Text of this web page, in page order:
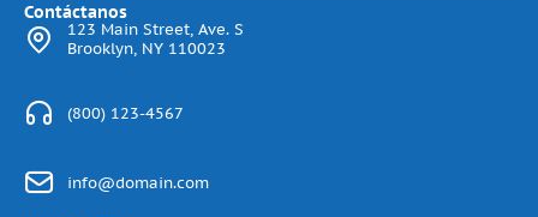
Contáctanos
123 Main Street, Ave. S
Brooklyn, NY 110023
(800) 123-4567
info@domain.com